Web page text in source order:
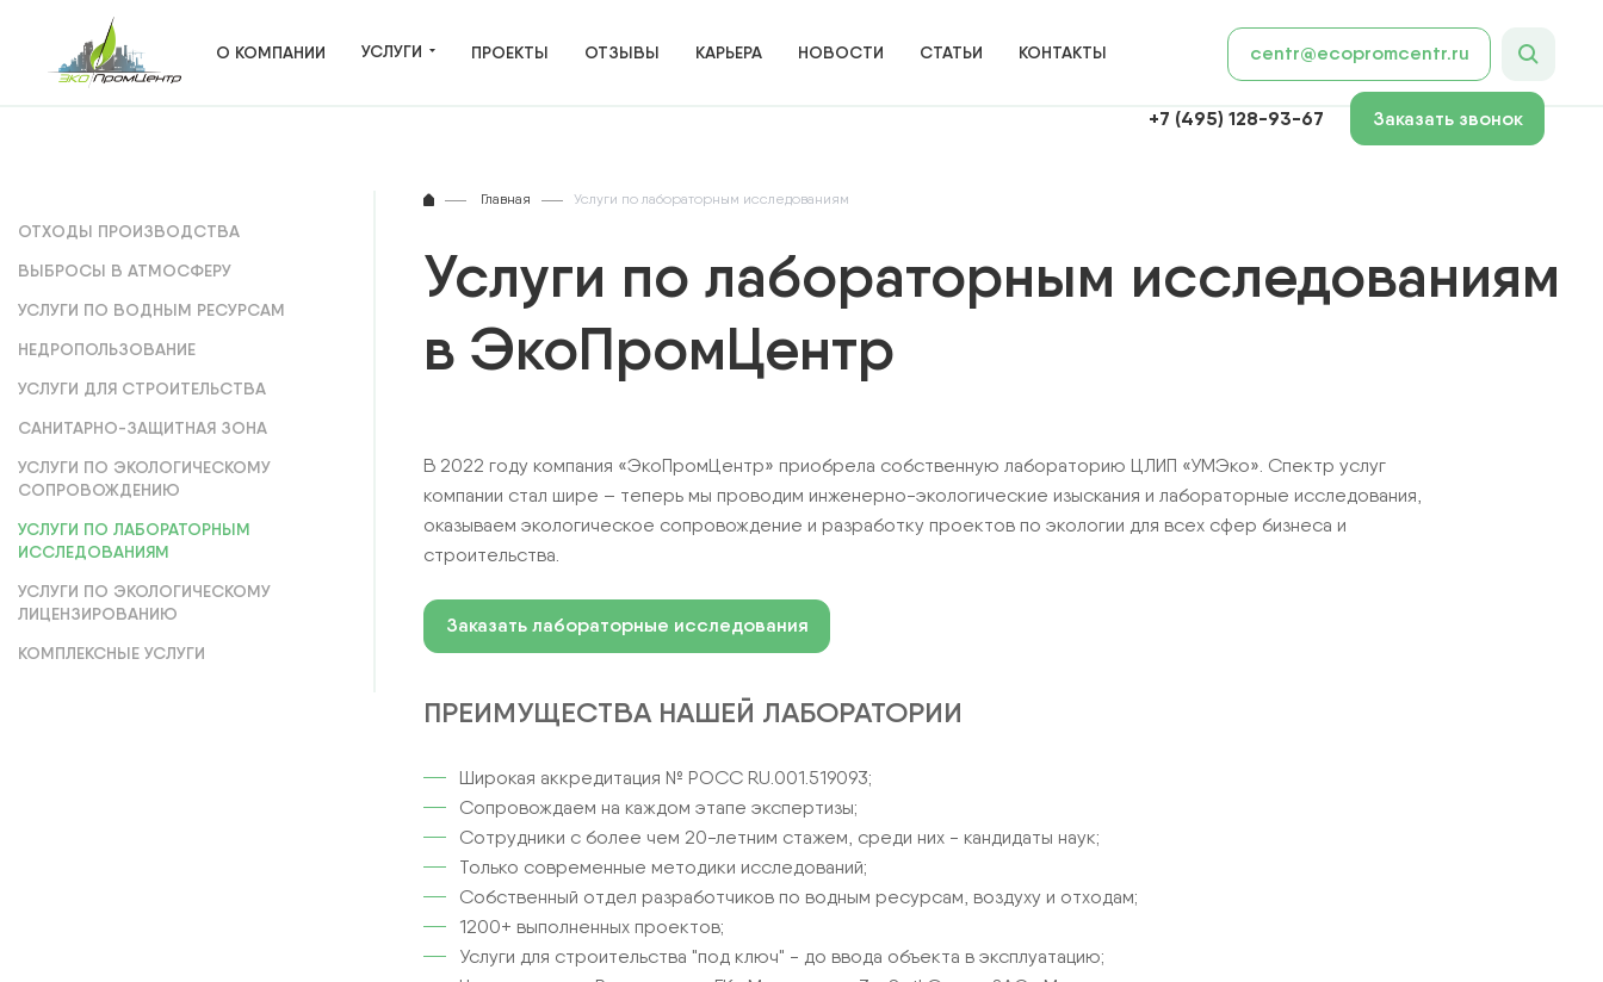
О КОМПАНИИ УСЛУГИ
ВЫБРОСЫ В АТМОСФЕРУ
САНИТАРНО-ЗАЩИТНАЯ ЗОНА
ЭКОЛОГИЧЕСКОЕ СОПРОВОЖДЕНИЕ
ПРОЕКТЫ ОТЗЫВЫ КАРЬЕРА НОВОСТИ СТАТЬИ КОНТАКТЫ centr@ecopromcentr.ru
Заказать звонок
+7 (495) 128-93-67
ОТХОДЫ ПРОИЗВОДСТВА
ВЫБРОСЫ В АТМОСФЕРУ
УСЛУГИ ПО ВОДНЫМ РЕСУРСАМ
НЕДРОПОЛЬЗОВАНИЕ
УСЛУГИ ДЛЯ СТРОИТЕЛЬСТВА
САНИТАРНО-ЗАЩИТНАЯ ЗОНА
УСЛУГИ ПО ЭКОЛОГИЧЕСКОМУ
СОПРОВОЖДЕНИЮ
УСЛУГИ ПО ЛАБОРАТОРНЫМ
ИССЛЕДОВАНИЯМ
УСЛУГИ ПО ЭКОЛОГИЧЕСКОМУ
ЛИЦЕНЗИРОВАНИЮ
КОМПЛЕКСНЫЕ УСЛУГИ
Главная Услуги по лабораторным исследованиям
Услуги по лабораторным исследованиям
в ЭкоПромЦентр
В 2022 году компания «ЭкоПромЦентр» приобрела собственную лабораторию ЦЛИП «УМЭко». Спектр услуг
компании стал шире – теперь мы проводим инженерно-экологические изыскания и лабораторные исследования,
оказываем экологическое сопровождение и разработку проектов по экологии для всех сфер бизнеса и
строительства.
Заказать лабораторные исследования
ПРЕИМУЩЕСТВА НАШЕЙ ЛАБОРАТОРИИ
Широкая аккредитация № РОСС RU.001.519093;
Сопровождаем на каждом этапе экспертизы;
Сотрудники с более чем 20-летним стажем, среди них - кандидаты наук;
Только современные методики исследований;
Собственный отдел разработчиков по водным ресурсам, воздуху и отходам;
1200+ выполненных проектов;
Услуги для строительства "под ключ" - до ввода объекта в эксплуатацию;